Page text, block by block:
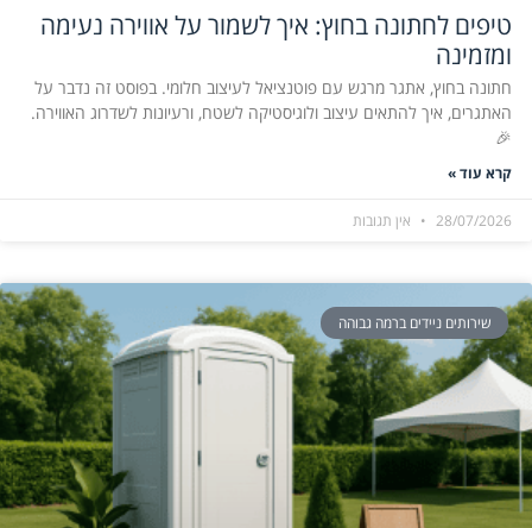
טיפים לחתונה בחוץ: איך לשמור על אווירה נעימה
ומזמינה
חתונה בחוץ, אתגר מרגש עם פוטנציאל לעיצוב חלומי. בפוסט זה נדבר על
האתגרים, איך להתאים עיצוב ולוגיסטיקה לשטח, ורעיונות לשדרוג האווירה.
🎉
קרא עוד »
28/07/2026 אין תגובות
שירותים ניידים ברמה גבוהה